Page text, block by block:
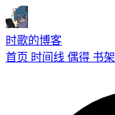
时歌的博客
首页 时间线 偶得 书架